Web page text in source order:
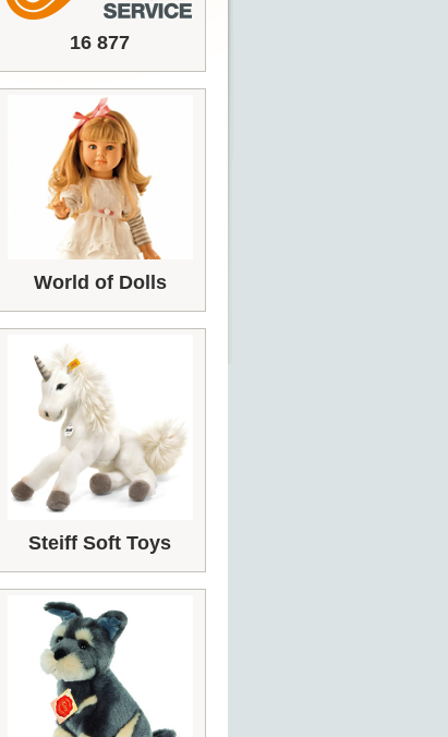
16 877
World of Dolls
Steiff Soft Toys